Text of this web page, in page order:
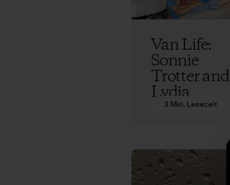
Van Life:
Sonnie
Trotter and
Lydia
Zamorano’s
Road
Sonnie Trotter
3 Min. Lesezeit